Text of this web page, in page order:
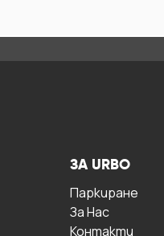
ЗА URBO
Паркиране
За Hас
Контакти